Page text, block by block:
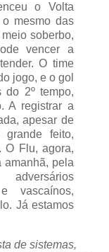
o Volta
mesmo das
soberbo,
vencer a
O time
jogo, e o gol
do 2º tempo,
A registrar a
apesar de
feito,
O Flu, agora,
amanhã, pela
vascaínos,
Já estamos
de sistemas,